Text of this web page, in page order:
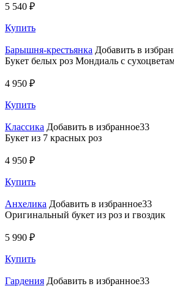
5 540 ₽
Купить
Барышня-крестьянка Добавить в
Букет белых роз Мондиаль с
4 950 ₽
Купить
Классика Добавить в избранное33
Букет из 7 красных роз
4 950 ₽
Купить
Анхелика Добавить в избранное33
Оригинальный букет из роз и гвоздик
5 990 ₽
Купить
Гардения Добавить в избранное33